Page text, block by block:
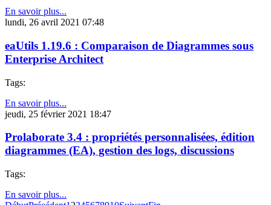
En savoir plus...
lundi, 26 avril 2021 07:48
eaUtils 1.19.6 : Comparaison de Diagrammes sous
Enterprise Architect
Tags:
En savoir plus...
jeudi, 25 février 2021 18:47
Prolaborate 3.4 : propriétés personnalisées, édition
diagrammes (EA), gestion des logs, discussions
Tags:
En savoir plus...